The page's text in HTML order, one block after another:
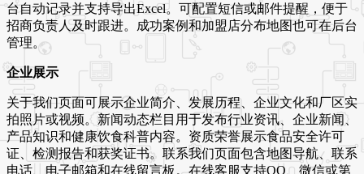
台自动记录并支持导出Excel。可配置短信或邮件提醒，便于
招商负责人及时跟进。成功案例和加盟店分布地图也可在后台
管理。
企业展示
关于我们页面可展示企业简介、发展历程、企业文化和厂区实
拍照片或视频。新闻动态栏目用于发布行业资讯、企业新闻、
产品知识和健康饮食科普内容。资质荣誉展示食品安全许可
证、检测报告和获奖证书。联系我们页面包含地图导航、联系
电话、电子邮箱和在线留言板。在线客服支持QQ、微信或第